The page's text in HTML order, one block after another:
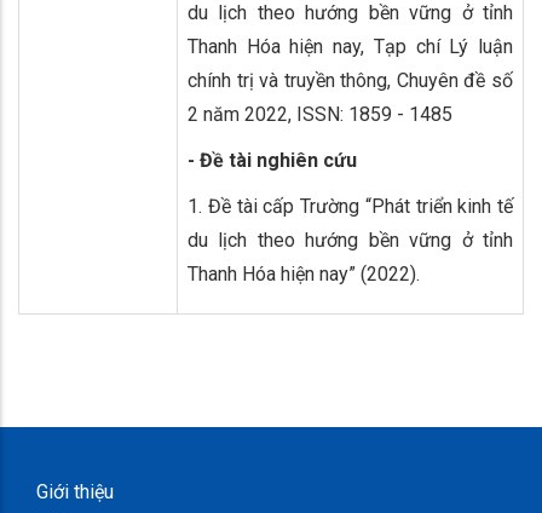
du lịch theo hướng bền vững ở tỉnh
Thanh Hóa hiện nay, Tạp chí Lý luận
chính trị và truyền thông, Chuyên đề số
2 năm 2022, ISSN: 1859 - 1485
- Đề tài nghiên cứu
1. Đề tài cấp Trường “Phát triển kinh tế
du lịch theo hướng bền vững ở tỉnh
Thanh Hóa hiện nay” (2022).
Giới thiệu